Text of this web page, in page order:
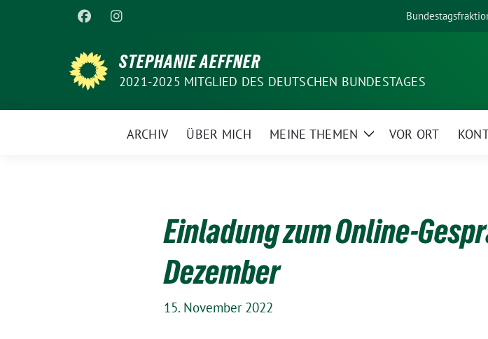
STEPHANIE AEFFNER
2021-2025 MITGLIED DES DEUTSCHEN BUNDESTAGES
ARCHIV ÜBER MICH MEINE THEMEN
ZeigeVOR ORT
Einladung zum Online-
Dezember
15. November 2022